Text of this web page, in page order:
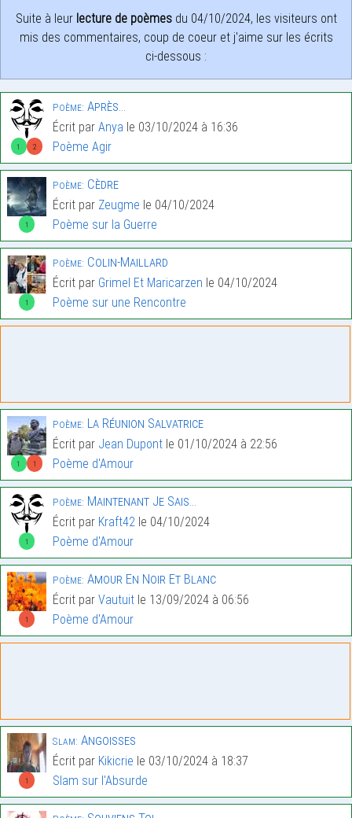
Suite à leur lecture de poèmesdu 04/10/2024, les visiteurs ont
mis des commentaires, coup de coeur et j'aime sur les écrits
ci-dessous :
1 2
Poème: Après…
Écrit par Anya le 03/10/2024 à 16:36
Poème Agir
1
Poème: Cèdre
Écrit par Zeugme le 04/10/2024
Poème sur la Guerre
1
Poème: Colin-Maillard
Écrit par Grimel Et Maricarzen le 04/10/2024
Poème sur une Rencontre
1 1
Poème: La Réunion Salvatrice
Écrit par Jean Dupont le 01/10/2024 à 22:56
Poème d'Amour
1
Poème: Maintenant Je Sais…
Écrit par Kraft42 le 04/10/2024
Poème d'Amour
1
Poème: Amour En Noir Et Blanc
Écrit par Vautuit le 13/09/2024 à 06:56
Poème d'Amour
1
Slam: Angoisses
Écrit par Kikicrie le 03/10/2024 à 18:37
Slam sur l'Absurde